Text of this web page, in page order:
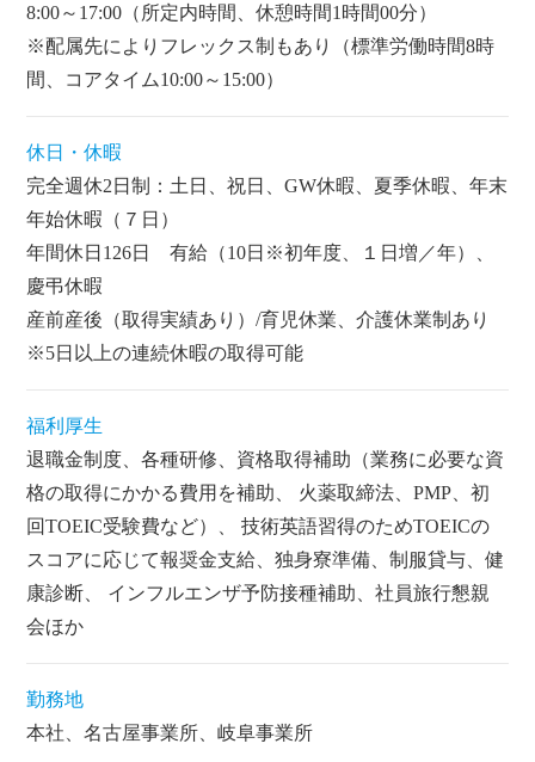
8:00～17:00（所定内時間、休憩時間1時間00分）
※配属先によりフレックス制もあり（標準労働時間8時
間、コアタイム10:00～15:00）
休日・休暇
完全週休2日制：土日、祝日、GW休暇、夏季休暇、年末
年始休暇（７日）
年間休日126日 有給（10日※初年度、１日増／年）、
慶弔休暇
産前産後（取得実績あり）/育児休業、介護休業制あり
※5日以上の連続休暇の取得可能
福利厚生
退職金制度、各種研修、資格取得補助（業務に必要な資
格の取得にかかる費用を補助、 火薬取締法、PMP、初
回TOEIC受験費など）、 技術英語習得のためTOEICの
スコアに応じて報奨金支給、独身寮準備、制服貸与、健
康診断、 インフルエンザ予防接種補助、社員旅行懇親
会ほか
勤務地
本社、名古屋事業所、岐阜事業所